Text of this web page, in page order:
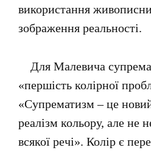
використання
зображення реальності.
Для Малевича
«першість колірної
«Супрематизм – це
реалізм кольору, але не
всякої речі». Колір є